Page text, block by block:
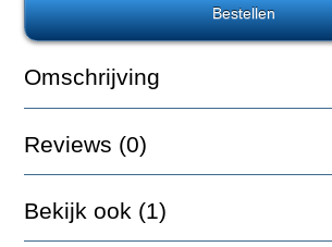
Coralline
Gro
Krijg
aquarium
Omschrijving
Reviews (0)
Bekijk ook (1)